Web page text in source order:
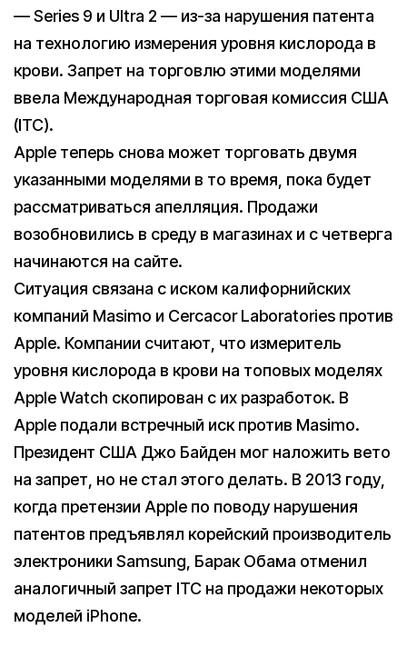
— Series 9 и Ultra 2 — из-за нарушения патента
на технологию измерения уровня кислорода в
крови. Запрет на торговлю этими моделями
ввела Международная торговая комиссия США
(ITC).
Apple теперь снова может торговать двумя
указанными моделями в то время, пока будет
рассматриваться апелляция. Продажи
возобновились в среду в магазинах и c четверга
начинаются на сайте.
Ситуация связана с иском калифорнийских
компаний Masimo и Cercacor Laboratories против
Apple. Компании считают, что измеритель
уровня кислорода в крови на топовых моделях
Apple Watch скопирован с их разработок. В
Apple подали встречный иск против Masimo.
Президент США Джо Байден мог наложить вето
на запрет, но не стал этого делать. В 2013 году,
когда претензии Apple по поводу нарушения
патентов предъявлял корейский производитель
электроники Samsung, Барак Обама отменил
аналогичный запрет ITC на продажи некоторых
моделей iPhone.